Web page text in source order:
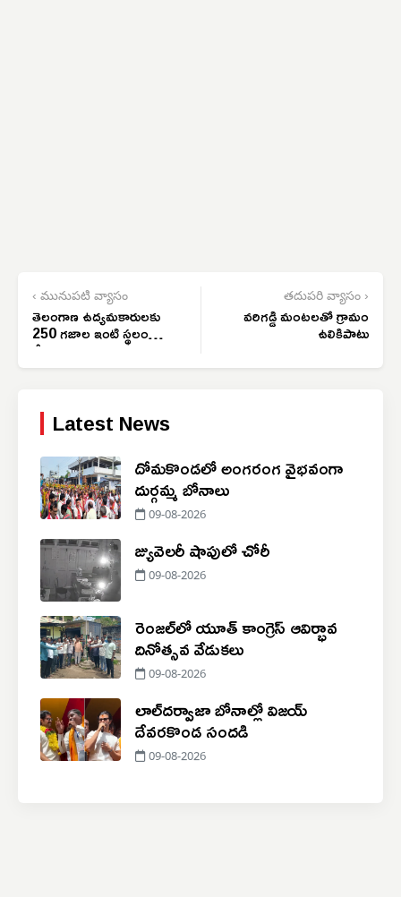
‹ మునుపటి వ్యాసం
తెలంగాణ ఉద్యమకారులకు
250 గజాల ఇంటి స్థలం
కేటాయించాలి
తదుపరి వ్యాసం ›
వరిగడ్డి మంటలతో గ్రామం
ఉలికిపాటు
Latest News
దోమకొండలో అంగరంగ వైభవంగా
దుర్గమ్మ బోనాలు
09-08-2026
జ్యువెలరీ షాపులో చోరీ
09-08-2026
రెంజల్‌లో యూత్ కాంగ్రెస్ ఆవిర్భావ
దినోత్సవ వేడుకలు
09-08-2026
లాల్​దర్వాజా బోనాల్లో విజయ్
దేవరకొండ సందడి
09-08-2026